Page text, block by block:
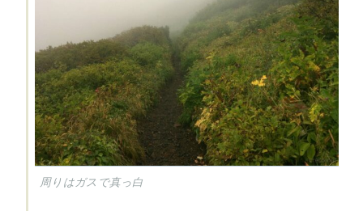
周りはガスで真っ白